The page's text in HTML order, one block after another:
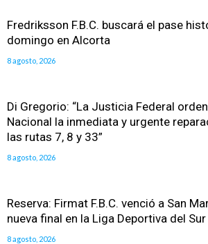
Fredriksson F.B.C. buscará el pase
domingo en Alcorta
8 agosto, 2026
Di Gregorio: “La Justicia Federal
Nacional la inmediata y urgente
las rutas 7, 8 y 33”
8 agosto, 2026
Reserva: Firmat F.B.C. venció a San
nueva final en la Liga Deportiva del Sur
8 agosto, 2026